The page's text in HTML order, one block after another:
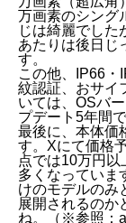
万画素のシング
じは綺麗でした
あたりは後日じ
す。
この他、IP66・
紋認証、おサイ
いては、OSバ
プデート5年間で
最後に、本体価
す。Xにて価格
点では10万円
多くなっていま
けのモデルのみ
展開されるのか
ね。（※参照：